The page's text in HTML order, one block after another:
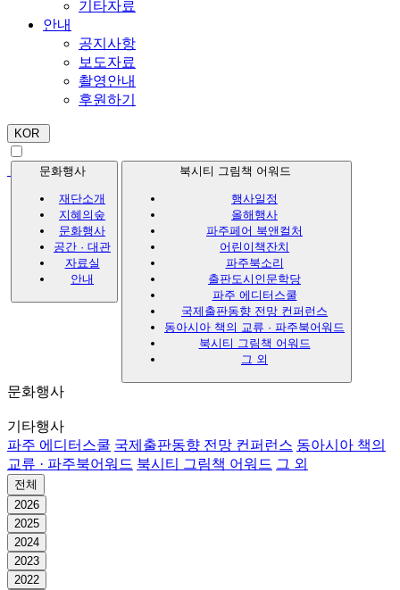
기타자료
안내
공지사항
보도자료
촬영안내
후원하기
KOR
문화행사
재단소개
지혜의숲
문화행사
공간 · 대관
자료실
안내
북시티 그림책 어워드
행사일정
올해행사
파주페어 북앤컬처
어린이책잔치
파주북소리
출판도시인문학당
파주 에디터스쿨
국제출판동향 전망 컨퍼런스
동아시아 책의 교류 · 파주북어워드
북시티 그림책 어워드
그 외
문화행사
기타행사
파주 에디터스쿨 국제출판동향 전망 컨퍼런스 동아시아 책의
교류 · 파주북어워드 북시티 그림책 어워드 그 외
전체
2026
2025
2024
2023
2022